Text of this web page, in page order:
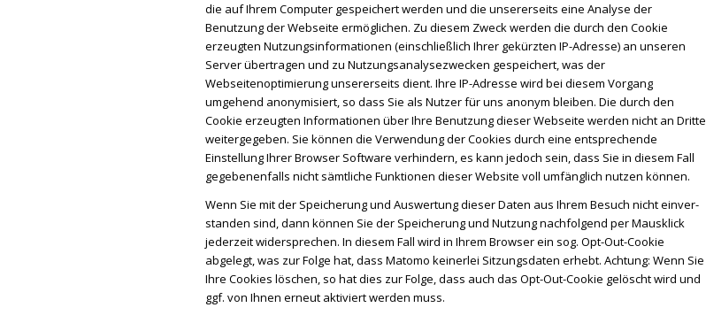
die auf Ihrem Computer gespeichert werden und die unsererseits eine Analyse der
Benutzung der Webseite ermöglichen. Zu diesem Zweck werden die durch den Cookie
erzeugten Nutzungsinformationen (einschließlich Ihrer gekürzten IP-Adresse) an unseren
Server übertragen und zu Nutzungsanalysezwecken gespeichert, was der
Webseitenoptimierung unsererseits dient. Ihre IP-Adresse wird bei diesem Vorgang
umgehend anonymisiert, so dass Sie als Nutzer für uns anonym bleiben. Die durch den
Cookie erzeugten Informationen über Ihre Benutzung dieser Webseite werden nicht an Dritte
weitergegeben. Sie können die Verwendung der Cookies durch eine entsprechende
Einstellung Ihrer Browser Software verhindern, es kann jedoch sein, dass Sie in diesem Fall
gegebenenfalls nicht sämtliche Funktionen dieser Website voll umfänglich nutzen können.
Wenn Sie mit der Speicherung und Auswertung dieser Daten aus Ihrem Besuch nicht ein­ver­
stan­den sind, dann kön­nen Sie der Speicherung und Nutzung nachfolgend per Mausklick
jederzeit widersprechen. In diesem Fall wird in Ihrem Browser ein sog. Opt-Out-Cookie
abgelegt, was zur Folge hat, dass Matomo keinerlei Sitzungsdaten erhebt. Achtung: Wenn Sie
Ihre Cookies löschen, so hat dies zur Folge, dass auch das Opt-Out-Cookie gelöscht wird und
ggf. von Ihnen erneut aktiviert werden muss.